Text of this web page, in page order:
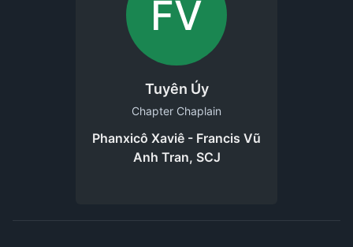
FV
Tuyên Úy
Chapter Chaplain
Phanxicô Xaviê - Francis Vũ
Anh Tran, SCJ